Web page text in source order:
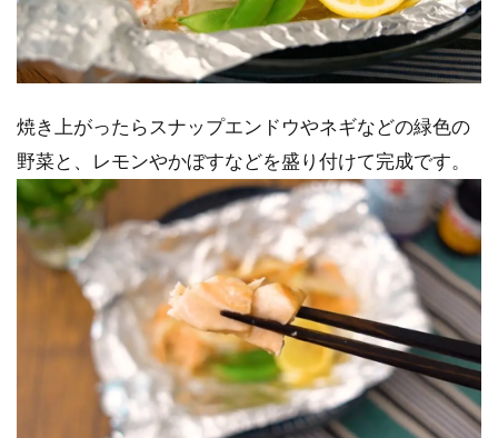
焼き上がったらスナップエンドウやネギなどの緑色の
野菜と、レモンやかぼすなどを盛り付けて完成です。